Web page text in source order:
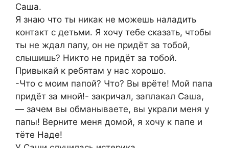
Саша.
Я знаю что ты никак не можешь наладить
контакт с детьми. Я хочу тебе сказать, чтобы
ты не ждал папу, он не придёт за тобой,
слышишь? Никто не придёт за тобой.
Привыкай к ребятам у нас хорошо.
-Что с моим папой? Что? Вы врёте! Мой папа
придёт за мной!- закричал, заплакал Саша,
— зачем вы обманываете, вы украли меня у
папы! Верните меня домой, я хочу к папе и
тёте Наде!